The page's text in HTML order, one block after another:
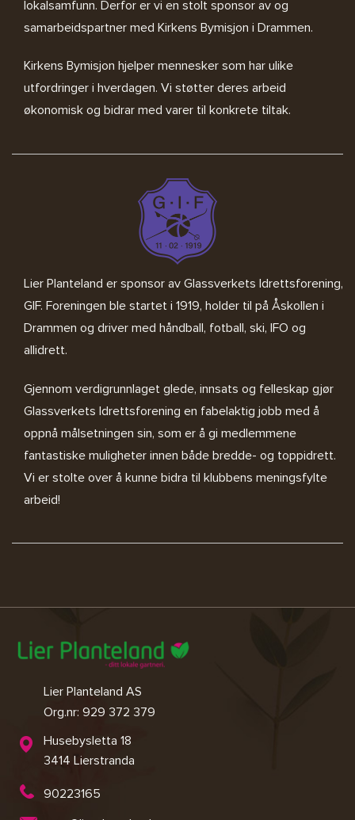
lokalsamfunn. Derfor er vi en stolt sponsor av og
samarbeidspartner med Kirkens Bymisjon i Drammen.
Kirkens Bymisjon hjelper mennesker som har ulike
utfordringer i hverdagen. Vi støtter deres arbeid
økonomisk og bidrar med varer til konkrete tiltak.
Lier Planteland er sponsor av Glassverkets Idrettsforening,
GIF. Foreningen ble startet i 1919, holder til på Åskollen i
Drammen og driver med håndball, fotball, ski, IFO og
allidrett.
Gjennom verdigrunnlaget glede, innsats og felleskap gjør
Glassverkets Idrettsforening en fabelaktig jobb med å
oppnå målsetningen sin, som er å gi medlemmene
fantastiske muligheter innen både bredde- og toppidrett.
Vi er stolte over å kunne bidra til klubbens meningsfylte
arbeid!
Lier Planteland AS
Org.nr: 929 372 379
Husebysletta 18
3414 Lierstranda
90223165